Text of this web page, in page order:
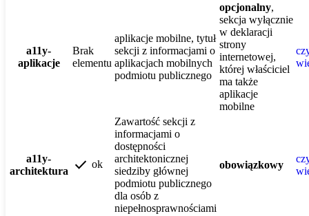
a11y-
aplikacje
Brak
elementu
aplikacje mobilne, tytuł
sekcji z informacjami o
aplikacjach mobilnych
podmiotu publicznego
opcjonalny,
sekcja wyłącznie
w deklaracji
strony
internetowej,
której właściciel
ma także
aplikacje
mobilne
a11y-
architektura
check ok
Zawartość sekcji z
informacjami o
dostępności
architektonicznej
siedziby głównej
podmiotu publicznego
dla osób z
niepełnosprawnościami
obowiązkowy